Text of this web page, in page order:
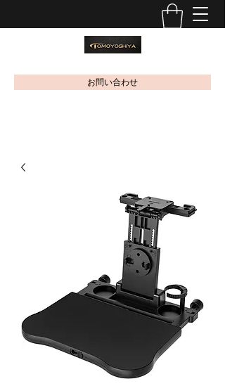
お問い合わせ